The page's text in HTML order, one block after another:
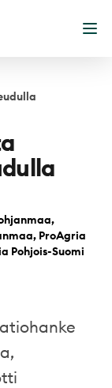
ProAgria
Pohjois-Suomi